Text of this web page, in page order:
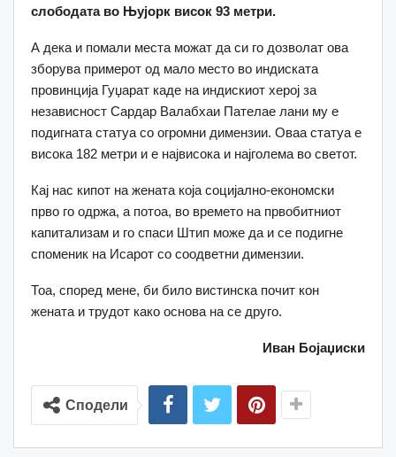
слободата во Њујорк висок 93 метри.
А дека и помали места можат да си го дозволат ова
зборува примерот од мало место во индиската
провинција Гуџарат каде на индискиот херој за
независност Сардар Валабхаи Пателае лани му е
подигната статуа со огромни димензии. Оваа статуа е
висока 182 метри и е највисока и најголема во светот.
Кај нас кипот на жената која социјално-економски
прво го одржа, а потоа, во времето на првобитниот
капитализам и го спаси Штип може да и се подигне
споменик на Исарот со соодветни димензии.
Тоа, според мене, би било вистинска почит кон
жената и трудот како основа на се друго.
Иван Бојаџиски
Сподели